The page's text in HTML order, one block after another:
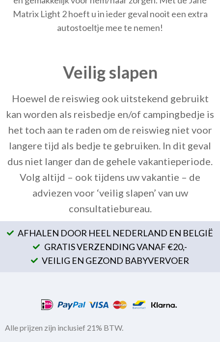
Matrix Light 2 hoeft u in ieder geval nooit een extra
autostoeltje mee te nemen!
Veilig slapen
Hoewel de reiswieg ook uitstekend gebruikt
kan worden als reisbedje en/of campingbedje is
het toch aan te raden om de reiswieg niet voor
langere tijd als bedje te gebruiken. In dit geval
dus niet langer dan de gehele vakantieperiode.
Volg altijd – ook tijdens uw vakantie – de
adviezen voor ‘veilig slapen’ van uw
consultatiebureau.
AFHALEN DOOR HEEL NEDERLAND EN BELGIË
GRATIS VERZENDING VANAF €20,-
VEILIG EN GEZOND BABYVERVOER
Alle prijzen zijn inclusief 21% BTW.